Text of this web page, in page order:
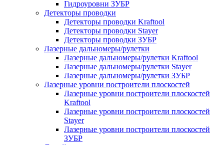
Гидроуровни ЗУБР
Детекторы проводки
Детекторы проводки Kraftool
Детекторы проводки Stayer
Детекторы проводки ЗУБР
Лазерные дальномеры/рулетки
Лазерные дальномеры/рулетки Kraftool
Лазерные дальномеры/рулетки Stayer
Лазерные дальномеры/рулетки ЗУБР
Лазерные уровни построители плоскостей
Лазерные уровни построители плоскостей
Kraftool
Лазерные уровни построители плоскостей
Stayer
Лазерные уровни построители плоскостей
ЗУБР